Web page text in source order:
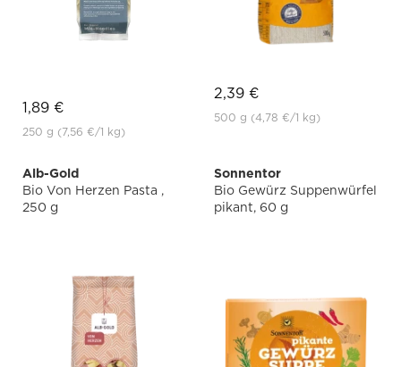
1,89 €
250 g (7,56 €/1 kg)
2,39 €
500 g (4,78 €/1 kg)
Alb-Gold
Bio Von Herzen Pasta ,
250 g
Sonnentor
Bio Gewürz Suppenwürfel
pikant, 60 g